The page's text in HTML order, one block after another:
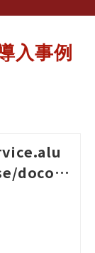
入事例
docom